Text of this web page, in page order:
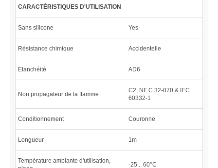
CARACTÉRISTIQUES D'UTILISATION
Sans silicone Yes
Résistance chimique Accidentelle
Etanchéité AD6
Non propagateur de la flamme
C2, NF C 32-070 & IEC
60332-1
Conditionnement Couronne
Longueur 1m
Température ambiante d'utilisation,
-25 .. 60°C